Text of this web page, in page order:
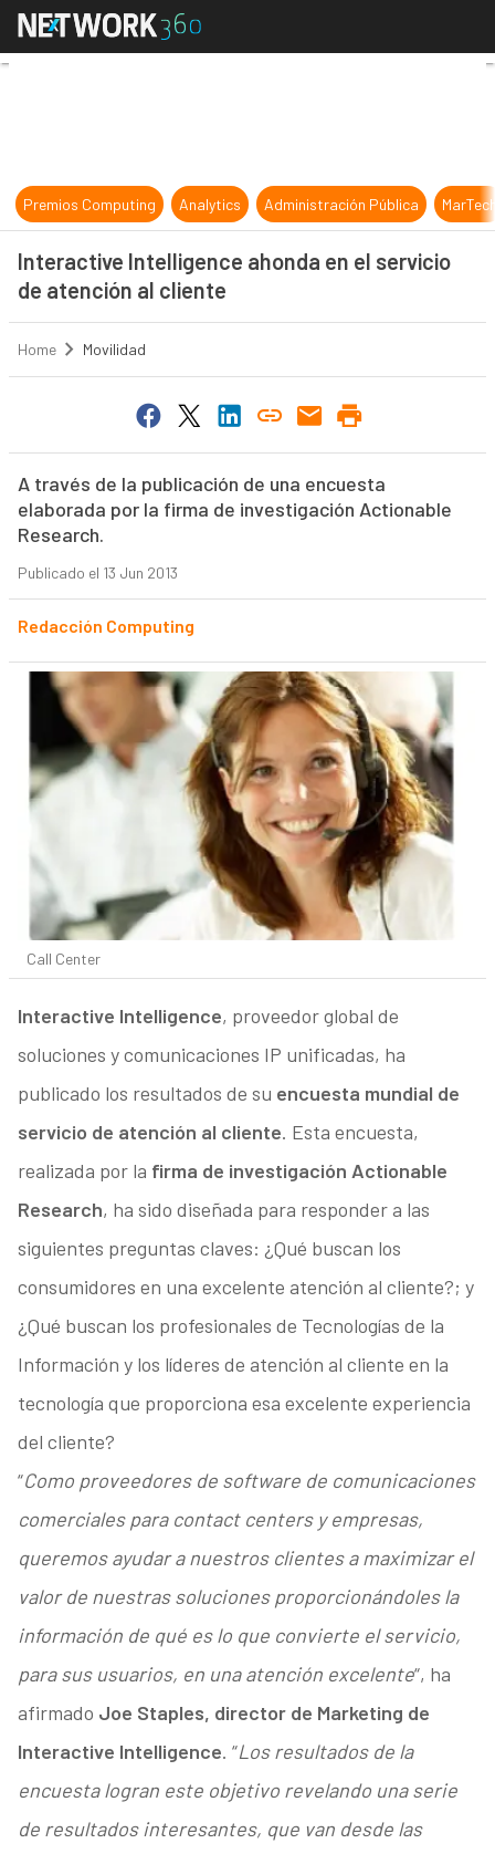
Interactive Intelligence ahonda
Premios Computing Analytics Administración Pública
Interactive Intelligence ahonda en el servicio
de atención al cliente
Home Movilidad
A través de la publicación de una encuesta
elaborada por la firma de investigación Actionable
Research.
Publicado el 13 Jun 2013
Redacción Computing
Call Center
Interactive Intelligence, proveedor global de
soluciones y comunicaciones IP unificadas, ha
publicado los resultados de su encuesta mundial de
servicio de atención al cliente. Esta encuesta,
realizada por la firma de investigación Actionable
Research, ha sido diseñada para responder a las
siguientes preguntas claves: ¿Qué buscan los
consumidores en una excelente atención al cliente?; y
¿Qué buscan los profesionales de Tecnologías de la
Información y los líderes de atención al cliente en la
tecnología que proporciona esa excelente experiencia
del cliente?
“Como proveedores de software de comunicaciones
comerciales para contact centers y empresas,
queremos ayudar a nuestros clientes a maximizar el
valor de nuestras soluciones proporcionándoles la
información de qué es lo que convierte el servicio,
para sus usuarios, en una atención excelente“, ha
afirmado Joe Staples, director de Marketing de
Interactive Intelligence. “Los resultados de la
encuesta logran este objetivo revelando una serie
de resultados interesantes, que van desde las